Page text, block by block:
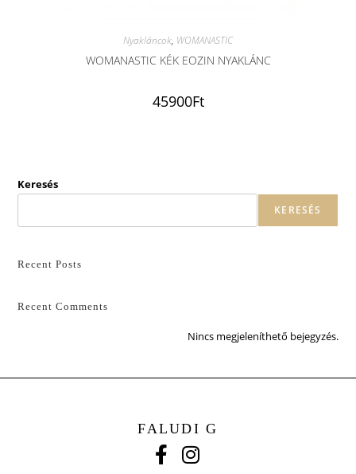
Nyakláncok, WOMANASTIC
WOMANASTIC KÉK EOZIN NYAKLÁNC
45900Ft
Keresés
KERESÉS
Recent Posts
Recent Comments
Nincs megjeleníthető bejegyzés.
FALUDI G